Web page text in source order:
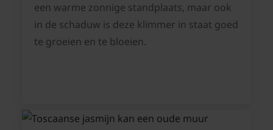
een warme zonnige standplaats, maar ook
in de schaduw is deze klimmer in staat goed
te groeien en te bloeien.